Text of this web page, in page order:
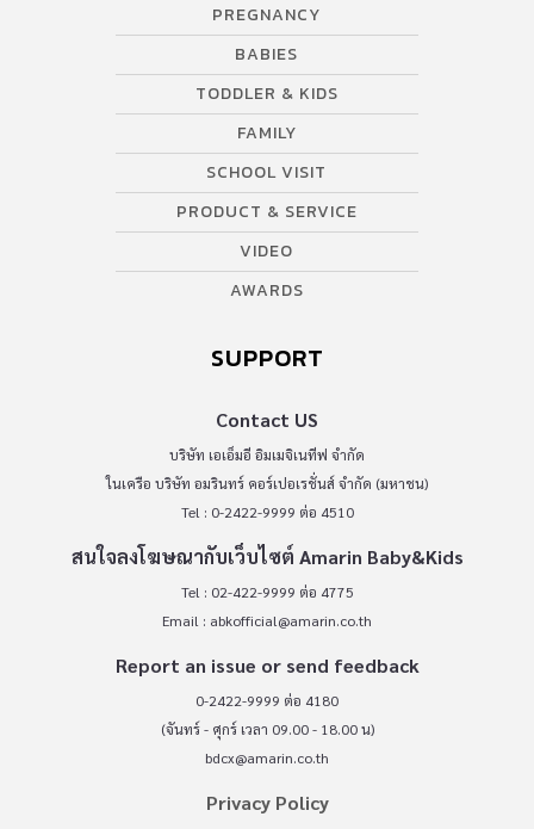
PREGNANCY
BABIES
TODDLER & KIDS
FAMILY
SCHOOL VISIT
PRODUCT & SERVICE
VIDEO
AWARDS
SUPPORT
Contact US
บริษัท เอเอ็มอี อิมเมจิเนทีฟ จำกัด
ในเครือ บริษัท อมรินทร์ คอร์เปอเรชั่นส์ จำกัด (มหาชน)
Tel : 0-2422-9999 ต่อ 4510
สนใจลงโฆษณากับเว็บไซต์ Amarin Baby&Kids
Tel : 02-422-9999 ต่อ 4775
Email : abkofficial@amarin.co.th
Report an issue or send feedback
0-2422-9999 ต่อ 4180
(จันทร์ - ศุกร์ เวลา 09.00 - 18.00 น)
bdcx@amarin.co.th
Privacy Policy